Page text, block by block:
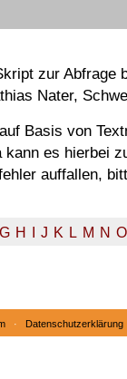
zur Abfrage
Nater,
Basis von
kann es hierbei
auffallen,
G H J K L M N O
· Datenschutzerklärung